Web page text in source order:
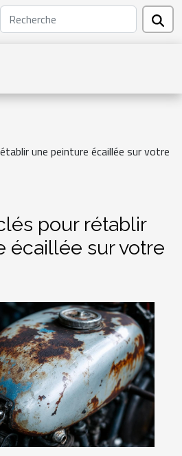
une peinture écaillée sur votre
pour rétablir
écaillée sur votre